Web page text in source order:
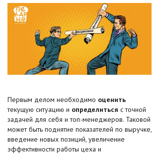
Первым делом необходимо оценить
текущую ситуацию и определиться с точной
задачей для себя и топ-менеджеров. Таковой
может быть поднятие показателей по выручке,
введение новых позиций, увеличение
эффективности работы цеха и